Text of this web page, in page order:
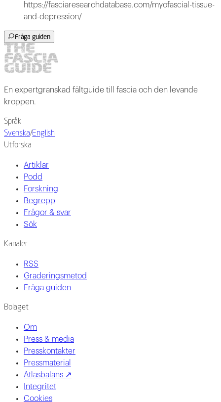
https://fasciaresearchdatabase.com/myofascial-tissue-
and-depression/
Fråga guiden
En expertgranskad fältguide till fascia och den levande
kroppen.
Språk
Svenska/English
Utforska
Artiklar
Podd
Forskning
Begrepp
Frågor & svar
Sök
Kanaler
RSS
Graderingsmetod
Fråga guiden
Bolaget
Om
Press & media
Presskontakter
Pressmaterial
Atlasbalans ↗
Integritet
Cookies